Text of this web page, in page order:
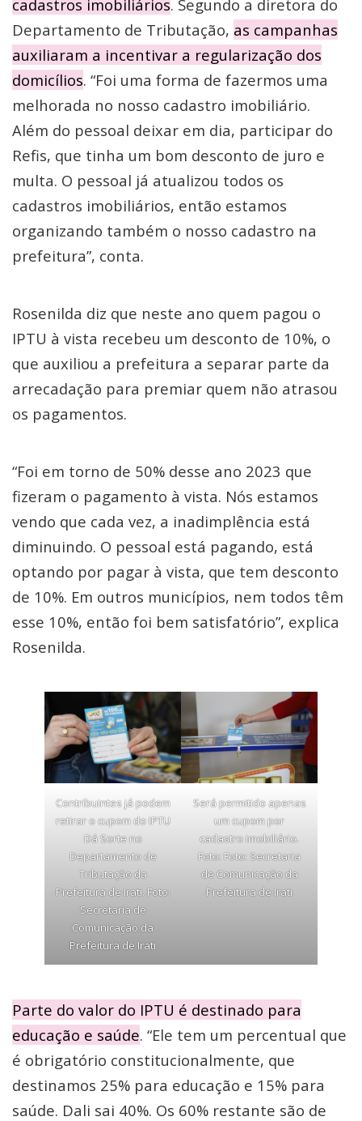
cadastros imobiliários. Segundo a diretora do
Departamento de Tributação, as campanhas
auxiliaram a incentivar a regularização dos
domicílios. “Foi uma forma de fazermos uma
melhorada no nosso cadastro imobiliário.
Além do pessoal deixar em dia, participar do
Refis, que tinha um bom desconto de juro e
multa. O pessoal já atualizou todos os
cadastros imobiliários, então estamos
organizando também o nosso cadastro na
prefeitura”, conta.
Rosenilda diz que neste ano quem pagou o
IPTU à vista recebeu um desconto de 10%, o
que auxiliou a prefeitura a separar parte da
arrecadação para premiar quem não atrasou
os pagamentos.
“Foi em torno de 50% desse ano 2023 que
fizeram o pagamento à vista. Nós estamos
vendo que cada vez, a inadimplência está
diminuindo. O pessoal está pagando, está
optando por pagar à vista, que tem desconto
de 10%. Em outros municípios, nem todos têm
esse 10%, então foi bem satisfatório”, explica
Rosenilda.
Contribuintes já podem
retirar o cupom do IPTU
Dá Sorte no
Departamento de
Tributação da
Prefeitura de Irati. Foto:
Secretaria de
Comunicação da
Prefeitura de Irati
Será permitido apenas
um cupom por
cadastro imobiliário.
Foto: Foto: Secretaria
de Comunicação da
Prefeitura de Irati
Parte do valor do IPTU é destinado para
educação e saúde. “Ele tem um percentual que
é obrigatório constitucionalmente, que
destinamos 25% para educação e 15% para
saúde. Dali sai 40%. Os 60% restante são de